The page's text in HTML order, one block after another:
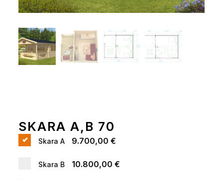
SKARA A,B 70
Skara A 9.700,00 €
Skara B 10.800,00 €